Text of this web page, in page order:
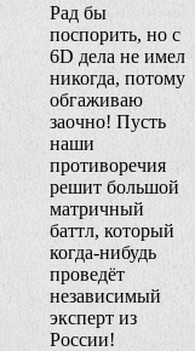
Рад бы
поспорить, но с
6D дела не имел
никогда, потому
обгаживаю
заочно! Пусть
наши
противоречия
решит большой
матричный
баттл, который
когда-нибудь
проведёт
независимый
эксперт из
России!